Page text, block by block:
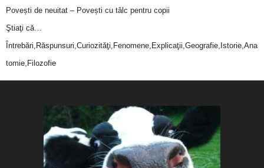
Povești de neuitat – Povești cu tâlc pentru copii
Ştiaţi că…
Întrebări,Răspunsuri,Curiozităţi,Fenomene,Explicaţii,Geografie,Istorie,Ana
tomie,Filozofie